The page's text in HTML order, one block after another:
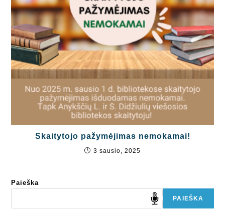
Skaitytojo pažymėjimas nemokamai!
3 sausio, 2025
Paieška
PAIEŠKA